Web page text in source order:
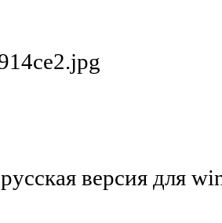
версия для